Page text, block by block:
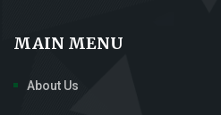
MAIN MENU
About Us